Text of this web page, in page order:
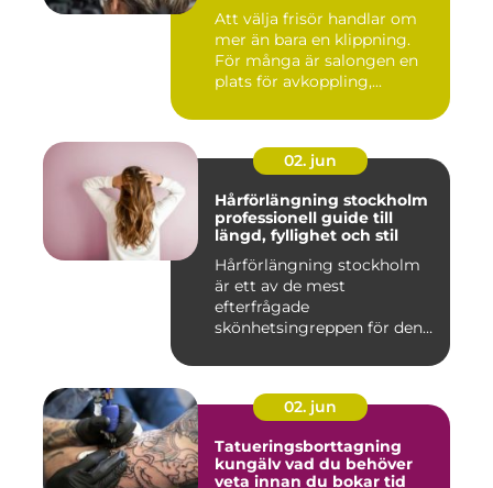
Att välja frisör handlar om
mer än bara en klippning.
För många är salongen en
plats för avkoppling,...
02. jun
Hårförlängning stockholm
professionell guide till
längd, fyllighet och stil
Hårförlängning stockholm
är ett av de mest
efterfrågade
skönhetsingreppen för den
02. jun
Tatueringsborttagning
kungälv vad du behöver
veta innan du bokar tid